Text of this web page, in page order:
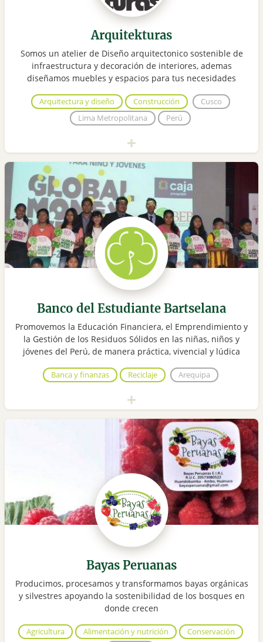
Arquitekturas
Somos un atelier de Diseño arquitectonico sostenible de
infraestructura y decoración de interiores, ademas
diseñamos muebles y espacios para tus necesidades
Arquitectura y diseño Construcción
Cusco
Lima Metropolitana
Perú
Banco del Estudiante Bartselana
Promovemos la Educación Financiera, el Emprendimiento y
la Gestión de los Residuos Sólidos en las niñas, niños y
jóvenes del Perú, de manera práctica, vivencial y lúdica
Banca y finanzas Reciclaje Arequipa
Bayas Peruanas
Producimos, procesamos y transformamos bayas orgánicas
y silvestres apoyando la sostenibilidad de los bosques en
donde crecen
Agricultura Alimentación y nutrición
Conservación